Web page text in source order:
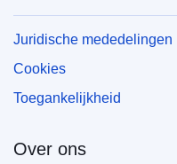
Juridische mededelingen
Cookies
Toegankelijkheid
Over ons